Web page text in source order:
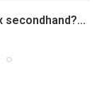
secondhand?...